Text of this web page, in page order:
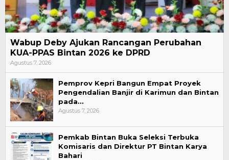
Wabup Deby Ajukan Rancangan Perubahan
KUA-PPAS Bintan 2026 ke DPRD
Agustus 7, 2026
Pemprov Kepri Bangun Empat Proyek
Pengendalian Banjir di Karimun dan Bintan
pada…
Agustus 7, 2026
Pemkab Bintan Buka Seleksi Terbuka
Komisaris dan Direktur PT Bintan Karya
Bahari